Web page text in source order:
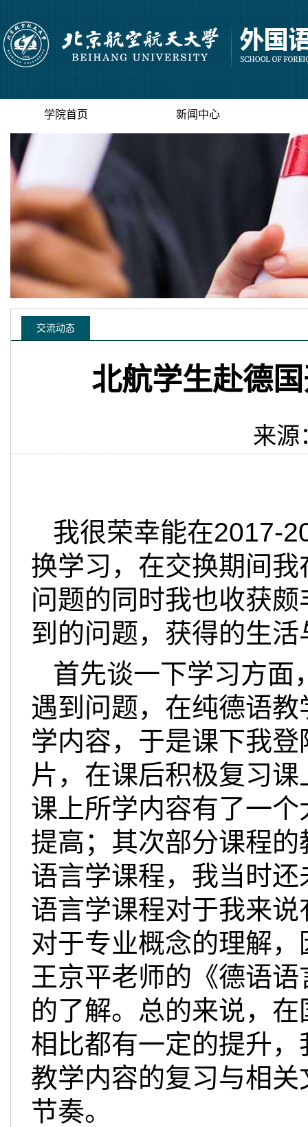
学院首页 新闻中心
交流动态
北航学生赴德
来源
我很荣幸能在2017-
换学习，在交换期间
问题的同时我也收获
到的问题，获得的生
首先谈一下学习方面
遇到问题，在纯德语
学内容，于是课下我
片，在课后积极复习
课上所学内容有了一
提高；其次部分课程
语言学课程，我当时
语言学课程对于我来
对于专业概念的理解
王京平老师的《德语
的了解。总的来说，
相比都有一定的提升
教学内容的复习与相
节奏。